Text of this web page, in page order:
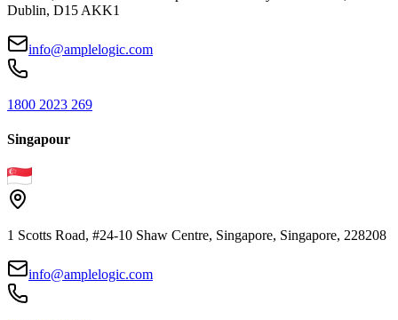
Dublin, D15 AKK1
info@amplelogic.com
1800 2023 269
Singapour
1 Scotts Road, #24-10 Shaw Centre, Singapore, Singapore, 228208
info@amplelogic.com